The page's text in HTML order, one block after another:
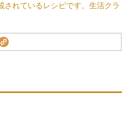
されているレシピです。生活クラ
ドウで開きます。